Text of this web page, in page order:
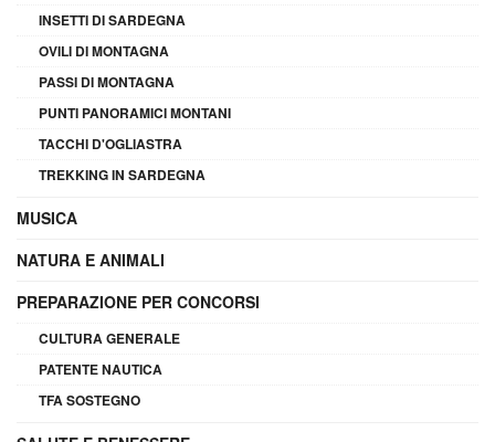
INSETTI DI SARDEGNA
OVILI DI MONTAGNA
PASSI DI MONTAGNA
PUNTI PANORAMICI MONTANI
TACCHI D'OGLIASTRA
TREKKING IN SARDEGNA
MUSICA
NATURA E ANIMALI
PREPARAZIONE PER CONCORSI
CULTURA GENERALE
PATENTE NAUTICA
TFA SOSTEGNO